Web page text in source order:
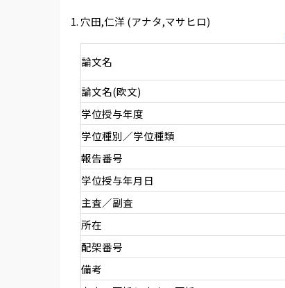
穴田,仁洋 (アナタ,マサヒロ)
論文名
論文名(欧文)
学位授与年度
学位種別／学位種類
報告番号
学位授与年月日
主査／副査
所在
配架番号
備考